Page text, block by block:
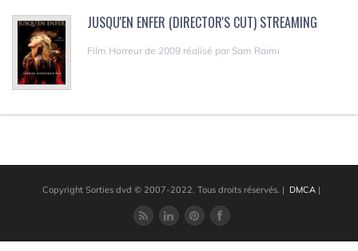
JUSQU'EN ENFER (DIRECTOR'S CUT) STREAMING
Film Horreur de 2009 réalisé par Sam Raimi
Copyright Sorties dvd © 2007-2022. Tous droits réservés. | DMCA|